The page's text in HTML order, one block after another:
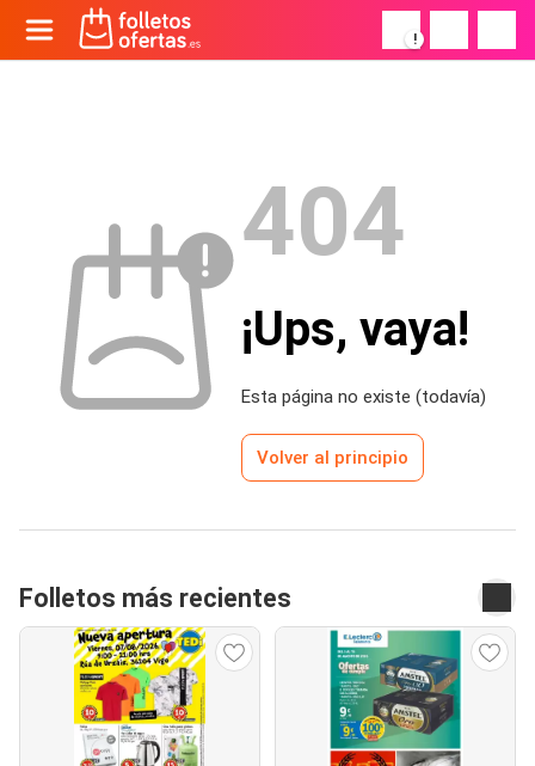
!
404
¡Ups, vaya!
Esta página no existe (todavía)
Volver al principio
Folletos más recientes